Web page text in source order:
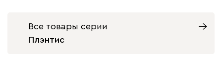
909 810
Все товары серии
Плэнтис